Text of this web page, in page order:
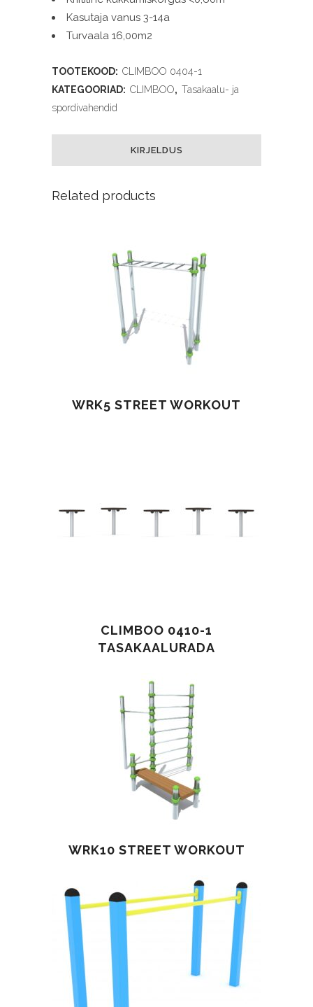
Kasutaja vanus 3-14a
Turvaala 16,00m2
TOOTEKOOD: CLIMBOO 0404-1
KATEGOORIAD: CLIMBOO, Tasakaalu- ja
spordivahendid
KIRJELDUS
Related products
WRK5 STREET WORKOUT
CLIMBOO 0410-1
TASAKAALURADA
WRK10 STREET WORKOUT